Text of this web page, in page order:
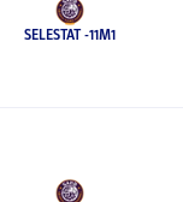
SELESTAT -11M1